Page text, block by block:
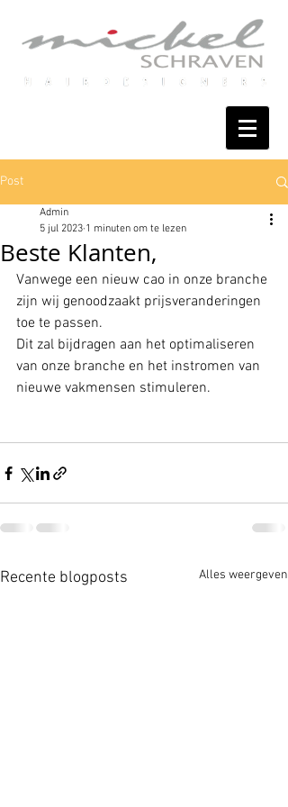
Post
Beste Klanten,
Admin
5 jul 2023 1 minuten om te lezen
Vanwege een nieuw cao in onze branche
zijn wij genoodzaakt prijsveranderingen
toe te passen.
Dit zal bijdragen aan het optimaliseren
van onze branche en het instromen van
nieuwe vakmensen stimuleren.
Recente blogposts Alles weergeven